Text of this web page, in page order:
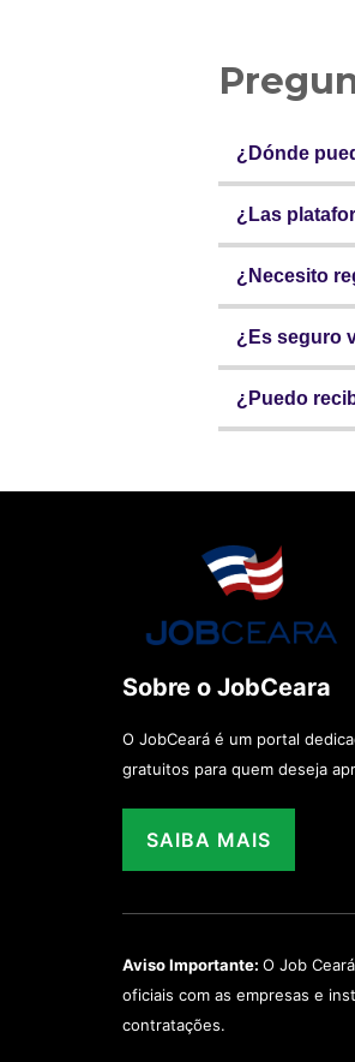
¿Dónde
¿Las
¿Necesito
¿Es seguro
¿Puedo
Sobre o JobCeara
O JobCeará é um portal
gratuitos para quem deseja
SAIBA MAIS
Aviso Importante: O Job
oficiais com as empresas e
contratações.